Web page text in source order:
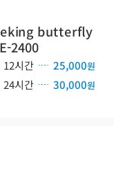
butterfly
2400
12시간 25,000원
24시간 30,000원